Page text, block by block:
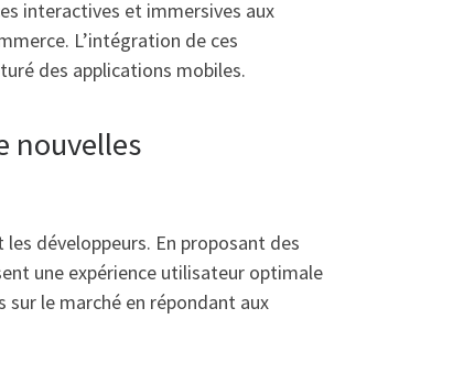
interactives et immersives aux
L’intégration de ces
des applications mobiles.
nouvelles
développeurs. En proposant des
une expérience utilisateur optimale
le marché en répondant aux